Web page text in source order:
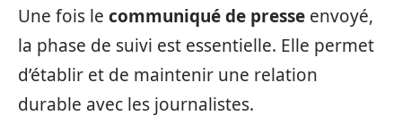
Une fois le communiqué de presse envoyé,
la phase de suivi est essentielle. Elle permet
d’établir et de maintenir une relation
durable avec les journalistes.